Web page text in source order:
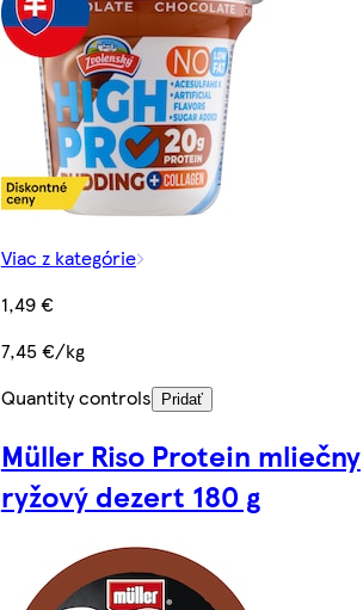
Viac z kategórie
1,49 €
7,45 €/kg
Quantity controls
Pridať
Müller Riso Protein mliečny
ryžový dezert 180 g